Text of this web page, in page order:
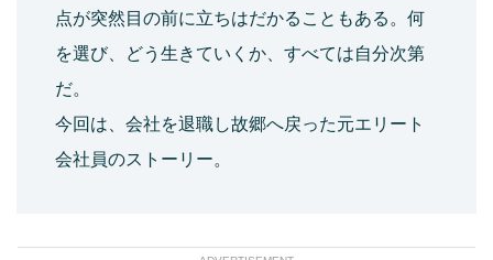
点が突然目の前に立ちはだかることもある。何
を選び、どう生きていくか、すべては自分次第
だ。
今回は、会社を退職し故郷へ戻った元エリート
会社員のストーリー。